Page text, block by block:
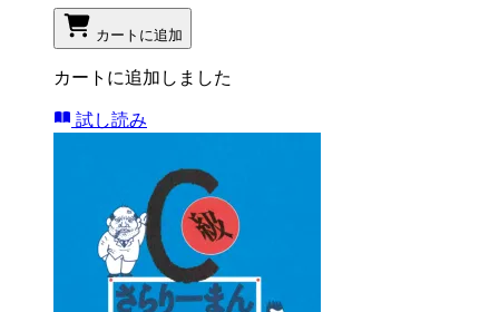
カートに追加
カートに追加しました
試し読み